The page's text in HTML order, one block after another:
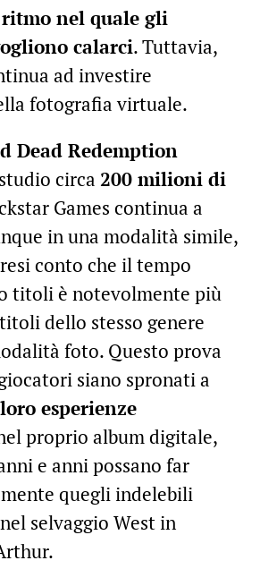
nel quale gli
calarci. Tuttavia,
ad investire
fotografia virtuale.
Dead Redemption
circa 200 milioni di
Games continua a
in una modalità simile,
conto che il tempo
titoli è notevolmente più
dello stesso genere
foto. Questo prova
siano spronati a
esperienze
proprio album digitale,
e anni possano far
quegli indelebili
selvaggio West in